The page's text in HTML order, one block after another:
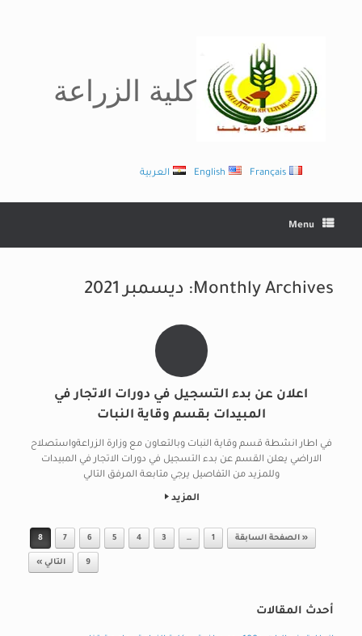
كلية الزراعة
العربية English Français
Menu
Monthly Archives: ديسمبر 2021
اعلان عن بدء التسجيل في دورات الاتجار في
المبيدات بقسم وقاية النبات
في اطار انشطة قسم وقاية النبات وبالتعاون مع وزارة الزراعةواستصلاح
الاراضي يعلن القسم عن بدء التسجيل في دورات الاتجار في المبيدات
وللمزيد من التفاصيل يرجي متابعة المرفق التالي
المزيد
Post navigation
« الصفحة السابقة 1
…
3
4
5
6
7
8
9 التالي »
أحدث المقالات